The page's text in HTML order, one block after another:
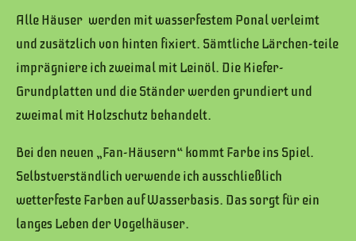
Alle Häuser werden mit wasserfestem Ponal verleimt
und zusätzlich von hinten fixiert. Sämtliche Lärchen-teile
imprägniere ich zweimal mit Leinöl. Die Kiefer-
Grundplatten und die Ständer werden grundiert und
zweimal mit Holzschutz behandelt.
Bei den neuen „Fan-Häusern“ kommt Farbe ins Spiel.
Selbstverständlich verwende ich ausschließlich
wetterfeste Farben auf Wasserbasis. Das sorgt für ein
langes Leben der Vogelhäuser.